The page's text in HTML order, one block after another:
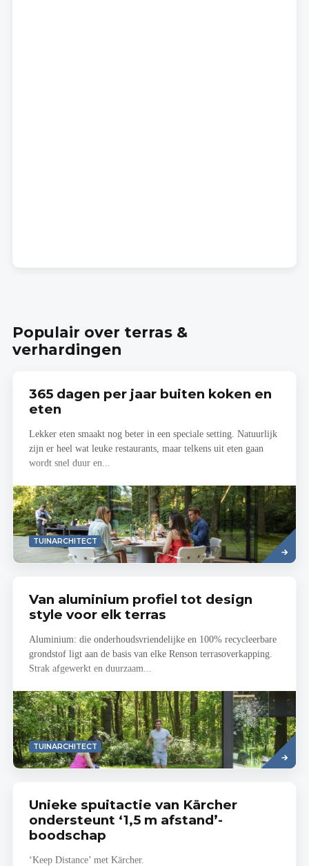
Populair over terras &
verhardingen
365 dagen per jaar buiten koken en
eten
Lekker eten smaakt nog beter in een speciale setting. Natuurlijk
zijn er heel wat leuke restaurants, maar telkens uit eten gaan
wordt snel duur en...
TUINARCHITECT
Read
more
Van aluminium profiel tot design
style voor elk terras
Aluminium: die onderhoudsvriendelijke en 100% recycleerbare
grondstof ligt aan de basis van elke Renson terrasoverkapping.
Strak afgewerkt en duurzaam...
TUINARCHITECT
Lees
meer
Unieke spuitactie van Kärcher
ondersteunt ‘1,5 m afstand’-
boodschap
‘Keep Distance’ met Kärcher.